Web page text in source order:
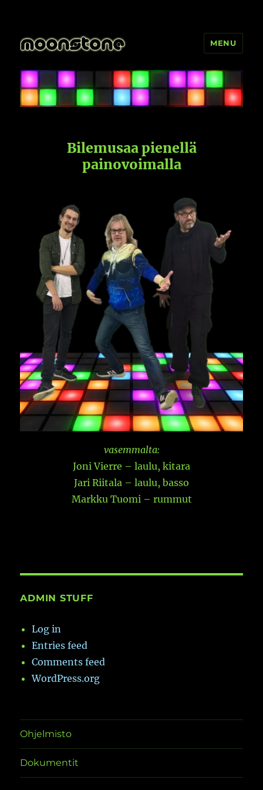
Moonstone
MENU
Bilemusaa pienellä
painovoimalla
vasemmalta:
Joni Vierre – laulu, kitara
Jari Riitala – laulu, basso
Markku Tuomi – rummut
ADMIN STUFF
Log in
Entries feed
Comments feed
WordPress.org
Ohjelmisto
Dokumentit